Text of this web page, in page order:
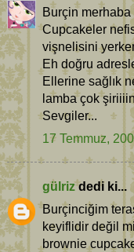
Burçin merhaba
Cupcakeler
vişnelisini
Eh doğru
Ellerine sağlık
lamba çok
Sevgiler...
17 Temmuz,
gülrizdedi ki...
Burçinciğim
keyiflidir değil
brownie